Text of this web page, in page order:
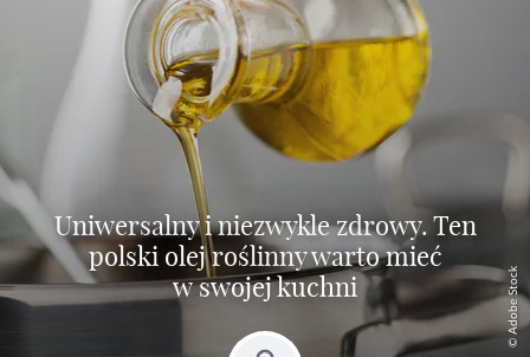
© Adobe Stock
Uniwersalny i niezwykle zdrowy. Ten
polski olej roślinny warto mieć
w swojej kuchni